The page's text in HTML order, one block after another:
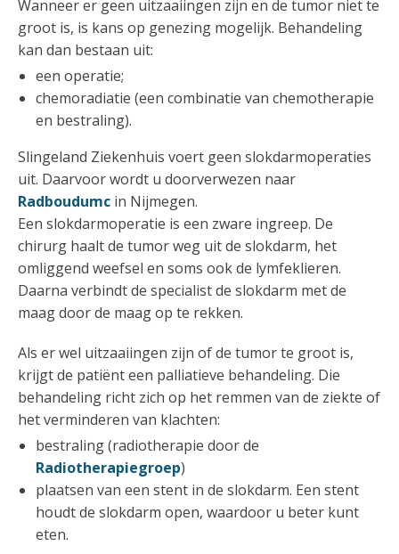
Wanneer er geen uitzaaiingen zijn en de tumor niet te
groot is, is kans op genezing mogelijk. Behandeling
kan dan bestaan uit:
een operatie;
chemoradiatie (een combinatie van chemotherapie
en bestraling).
Slingeland Ziekenhuis voert geen slokdarmoperaties
uit. Daarvoor wordt u doorverwezen naar
Radboudumc in Nijmegen.
Een slokdarmoperatie is een zware ingreep. De
chirurg haalt de tumor weg uit de slokdarm, het
omliggend weefsel en soms ook de lymfeklieren.
Daarna verbindt de specialist de slokdarm met de
maag door de maag op te rekken.
Als er wel uitzaaiingen zijn of de tumor te groot is,
krijgt de patiënt een palliatieve behandeling. Die
behandeling richt zich op het remmen van de ziekte of
het verminderen van klachten:
bestraling (radiotherapie door de
Radiotherapiegroep)
plaatsen van een stent in de slokdarm. Een stent
houdt de slokdarm open, waardoor u beter kunt
eten.